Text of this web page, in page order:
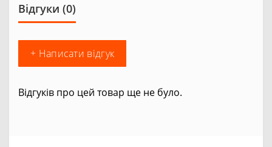
Відгуки (0)
+ Написати відгук
Відгуків про цей товар ще не було.